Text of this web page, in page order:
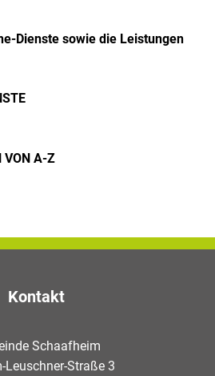
Dienste sowie die Leistungen
VON A-Z
Kontakt
Schaafheim
Leuschner-Straße 3